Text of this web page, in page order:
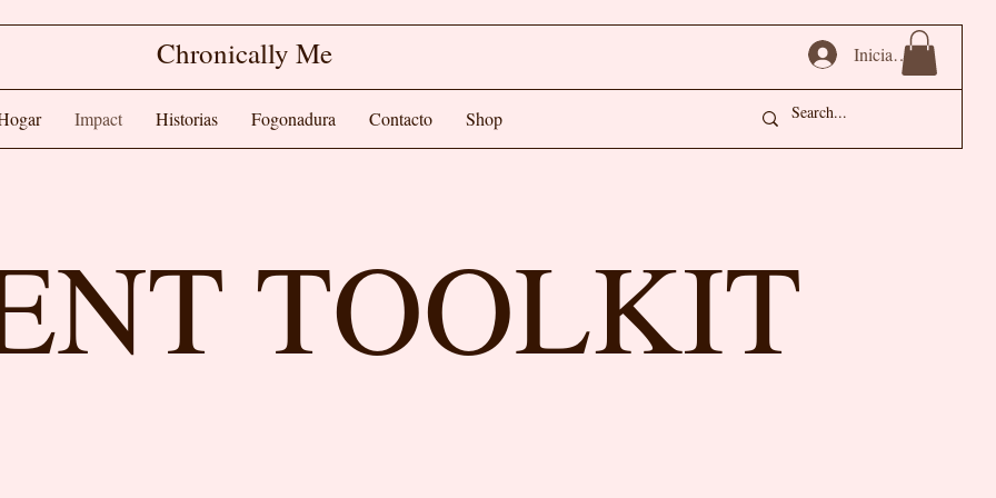
Chronically Me
Impact Historias Fogonadura Contacto Shop
Iniciar sesión
TOOLKIT